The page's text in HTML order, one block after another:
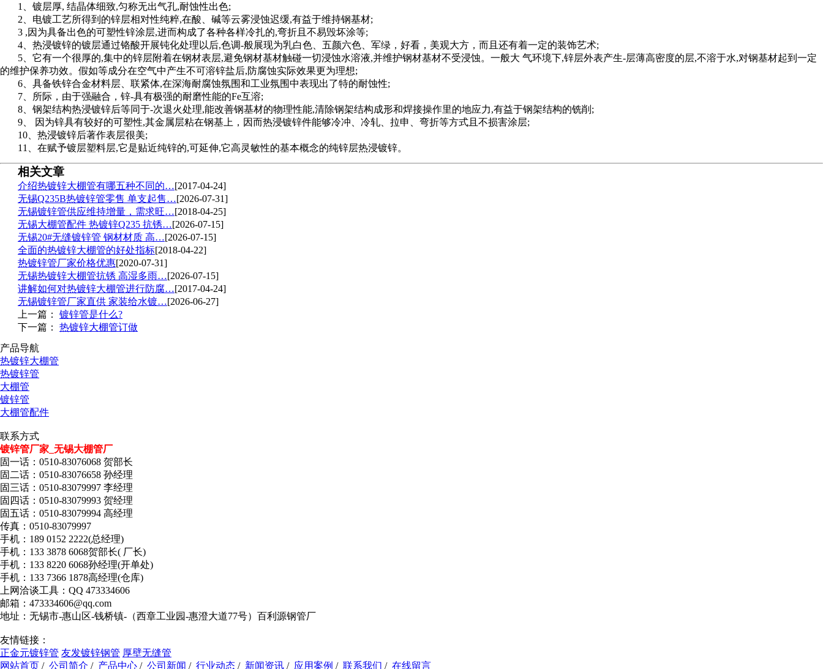
1、镀层厚, 结晶体细致,匀称无出气孔,耐蚀性出色;
2、电镀工艺所得到的锌层相对性纯粹,在酸、碱等云雾浸蚀迟缓,有益于维持钢基材;
3 ,因为具备出色的可塑性锌涂层,进而构成了各种各样冷扎的,弯折且不易毁坏涂等;
4、热浸镀锌的镀层通过铬酸开展钝化处理以后,色调-般展现为乳白色、五颜六色、军绿，好看，美观大方，而且还有着一定的装饰艺术;
5、它有一个很厚的,集中的锌层附着在钢材表层,避免钢材基材触碰一切浸蚀水溶液,并维护钢材基材不受浸蚀。一般大 气环境下,锌层外表产生-层薄高密度的层,不溶于水,对钢基材起到一定
的维护保养功效。假如等成分在空气中产生不可溶锌盐后,防腐蚀实际效果更为理想;
6、具备铁锌合金材料层、联紧体,在深海耐腐蚀氛围和工业氛围中表现出了特的耐蚀性;
7、所际，由于强融合，锌-具有极强的耐磨性能的Fe互溶;
8、钢架结构热浸镀锌后等同于-次退火处理,能改善钢基材的物理性能,清除钢架结构成形和焊接操作里的地应力,有益于钢架结构的铣削;
9、 因为锌具有较好的可塑性,其金属层粘在钢基上，因而热浸镀锌件能够冷冲、冷轧、拉申、弯折等方式且不损害涂层;
10、热浸镀锌后著作表层很美;
11、在赋予镀层塑料层,它是贴近纯锌的,可延伸,它高灵敏性的基本概念的纯锌层热浸镀锌。
相关文章
介绍热镀锌大棚管有哪五种不同的…[2017-04-24]
无锡Q235B热镀锌管零售 单支起售…[2026-07-31]
无锡镀锌管供应维持增量，需求旺…[2018-04-25]
无锡大棚管配件 热镀锌Q235 抗锈…[2026-07-15]
无锡20#无缝镀锌管 钢材材质 高…[2026-07-15]
全面的热镀锌大棚管的好处指标[2018-04-22]
热镀锌管厂家价格优惠[2020-07-31]
无锡热镀锌大棚管抗锈 高湿多雨…[2026-07-15]
讲解如何对热镀锌大棚管进行防腐…[2017-04-24]
无锡镀锌管厂家直供 家装给水镀…[2026-06-27]
上一篇： 镀锌管是什么?
下一篇： 热镀锌大棚管订做
产品导航
热镀锌大棚管
热镀锌管
大棚管
镀锌管
大棚管配件
联系方式
镀锌管厂家_无锡大棚管厂
固一话：0510-83076068 贺部长
固二话：0510-83076658 孙经理
固三话：0510-83079997 李经理
固四话：0510-83079993 贺经理
固五话：0510-83079994 高经理
传真：0510-83079997
手机：189 0152 2222(总经理)
手机：133 3878 6068贺部长( 厂长)
手机：133 8220 6068孙经理(开单处)
手机：133 7366 1878高经理(仓库)
上网洽谈工具：QQ 473334606
邮箱：473334606@qq.com
地址：无锡市-惠山区-钱桥镇-（西章工业园-惠澄大道77号）百利源钢管厂
友情链接：
正金元镀锌管 友发镀锌钢管 厚壁无缝管
网站首页 / 公司简介 / 产品中心 / 公司新闻 / 行业动态 / 新闻资讯 / 应用案例 / 联系我们 / 在线留言